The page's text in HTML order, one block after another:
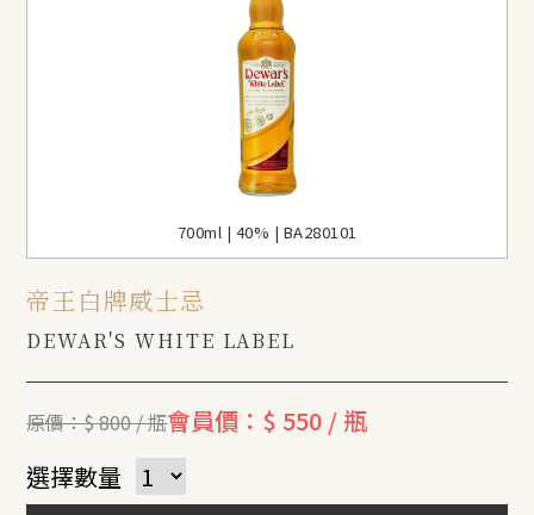
700ml | 40% | BA280101
帝王白牌威士忌
DEWAR'S WHITE LABEL
原價：$ 800 / 瓶會員價：$ 550 / 瓶
選擇數量